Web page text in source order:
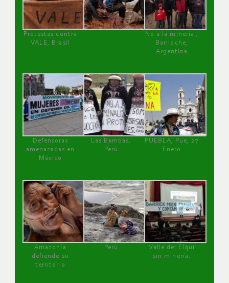
Protestas contra
VALE, Brasil
No a la minería ,
Bariloche,
Argentina
Defensoras
amenazadas en
México
Las Bambas,
Perú
PUEBLA, Pue, 27
Enero
Amazonía
defiende su
territorio
Perú
Valle del Elqui
sin minería.